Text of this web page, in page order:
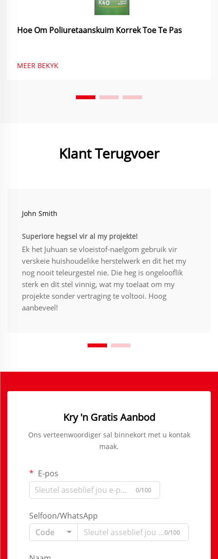
Hoe Om Poliuretaanskuim Korrek Toe Te Pas
MEER BEKYK
Klant Terugvoer
John Smith
Superiore hegsel vir al my projekte!
Ek het Juhuan se vloeistof-naelgom gebruik vir
verskeie huishoudelike herstelwerk en dit het my
nog nooit teleurgestel nie. Die heg is ongelooflik
sterk en dit stel vinnig, wat my toelaat om my
projekte sonder vertraging te voltooi. Hoog
aanbeveel!
Kry 'n Gratis Aanbod
Ons verteenwoordiger sal binnekort met u kontak
maak.
E-pos
0/100
Selfoon/WhatsApp
Code
0/100